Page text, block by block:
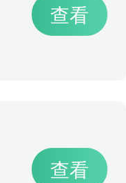
查看
查看